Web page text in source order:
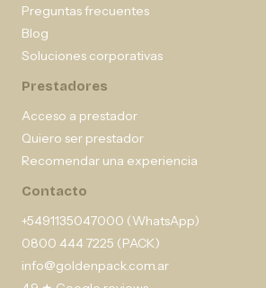
Preguntas frecuentes
Blog
Soluciones corporativas
Prestadores
Acceso a prestador
Quiero ser prestador
Recomendar una experiencia
Contacto
+5491135047000 (WhatsApp)
0800 444 7225 (PACK)
info@goldenpack.com.ar